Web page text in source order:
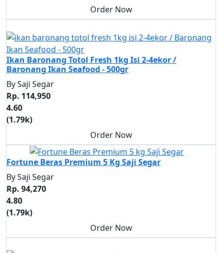
Order Now
Ikan Baronang Totol Fresh 1kg Isi 2-4ekor /
Baronang Ikan Seafood - 500gr
By Saji Segar
Rp. 114,950
4.60
(1.79k)
Order Now
Fortune Beras Premium 5 Kg Saji Segar
By Saji Segar
Rp. 94,270
4.80
(1.79k)
Order Now